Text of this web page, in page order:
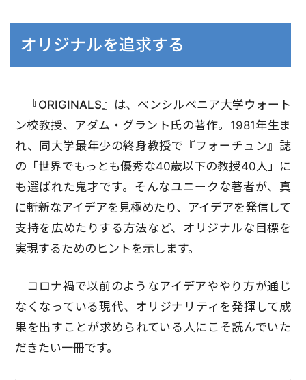
オリジナルを追求する
『ORIGINALS』 は、ペンシルベニア大学ウォート
ン校教授、アダム・グラント氏の著作。1981年生ま
れ、同大学最年少の終身教授で『フォーチュン』誌
の「世界でもっとも優秀な40歳以下の教授40人」に
も選ばれた鬼才です。そんなユニークな著者が、真
に斬新なアイデアを見極めたり、アイデアを発信して
支持を広めたりする方法など、オリジナルな目標を
実現するためのヒントを示します。
コロナ禍で以前のようなアイデアややり方が通じ
なくなっている現代、オリジナリティを発揮して成
果を出すことが求められている人にこそ読んでいた
だきたい一冊です。